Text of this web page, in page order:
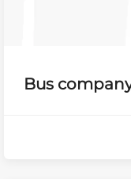
Bus